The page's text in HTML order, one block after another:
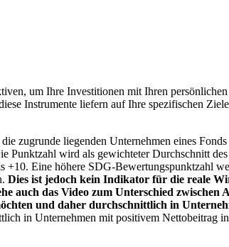
um Ihre Investitionen mit Ihren
Instrumente liefern auf Ihre spezifischen
zugrunde liegenden Unternehmen eines
Punktzahl wird als gewichteter Durchschnitt
Eine höhere SDG-Bewertungspunktzahl
Dies ist jedoch kein Indikator für die reale
auch das Video zum Unterschied
und daher durchschnittlich in
in Unternehmen mit positivem Nettobeitrag